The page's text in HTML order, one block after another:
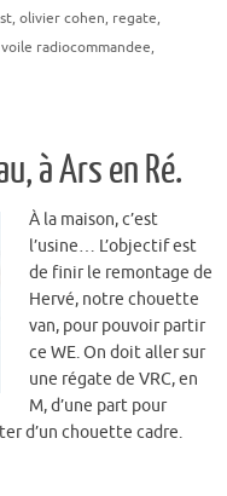
, olivier cohen, regate,
voile radiocommandee,
à Ars en Ré.
À la maison, c’est
l’usine… L’objectif est
de finir le remontage de
Hervé, notre chouette
van, pour pouvoir partir
ce WE. On doit aller sur
une régate de VRC, en
M, d’une part pour
d’un chouette cadre.